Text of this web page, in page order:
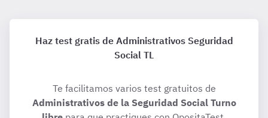
Haz test gratis de Administrativos Seguridad
Social TL
Te facilitamos varios test gratuitos de
Administrativos de la Seguridad Social Turno